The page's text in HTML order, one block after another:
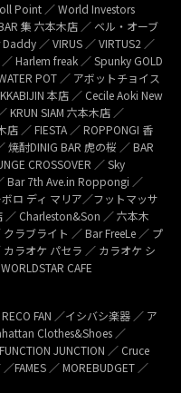
Point ／ World Investors
集 六本木店 ／ ベル・オーブ
／ VIRUS ／ VIRTUS2 ／
Harlem freak ／ Spunky GOLD
POT ／ アボットチョイス
本店 ／ Cecile Aoki New
KRUN SIAM 六本木店 ／
／ FIESTA ／ ROPPONGI 香
焼酎DINIG BAR 虎の桜 ／ BAR
CROSSOVER ／ Sky
Bar 7th Ave.in Roppongi ／
ロ ディ マリア／フットマッサ
／ Charleston&Son ／ 六本木
クラブライト ／ Bar FreeLe ／ プ
カラオケ パセラ ／ カラオケ シ
CAFE
FAN ／イシバシ楽器 ／ ア
Clothes&Shoes ／
JUNCTION ／ Cruce
FAMES ／ MOREBUDGET ／